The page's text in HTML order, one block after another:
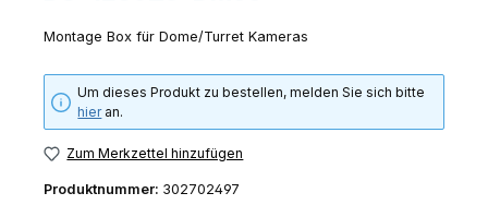
Montage Box für Dome/Turret Kameras
Um dieses Produkt zu bestellen, melden Sie sich bitte
hieran.
Zum Merkzettel hinzufügen
Produktnummer: 302702497